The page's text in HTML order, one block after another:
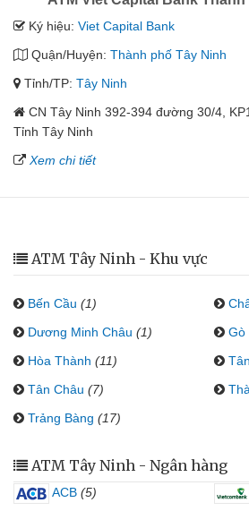
Ký hiệu: Viet Capital Bank
Quận/Huyện: Thành phố Tây Ninh
Tỉnh/TP: Tây Ninh
CN Tây Ninh 392-394 đường 30/4,
Tỉnh Tây Ninh
Xem chi tiết
ATM Tây Ninh - Khu vực
Bến Cầu (1)
Dương Minh Châu (1) Gò
Hòa Thành (11)
Tân Châu (7)
Trảng Bàng (17)
ATM Tây Ninh - Ngân hàng
ACB (5)